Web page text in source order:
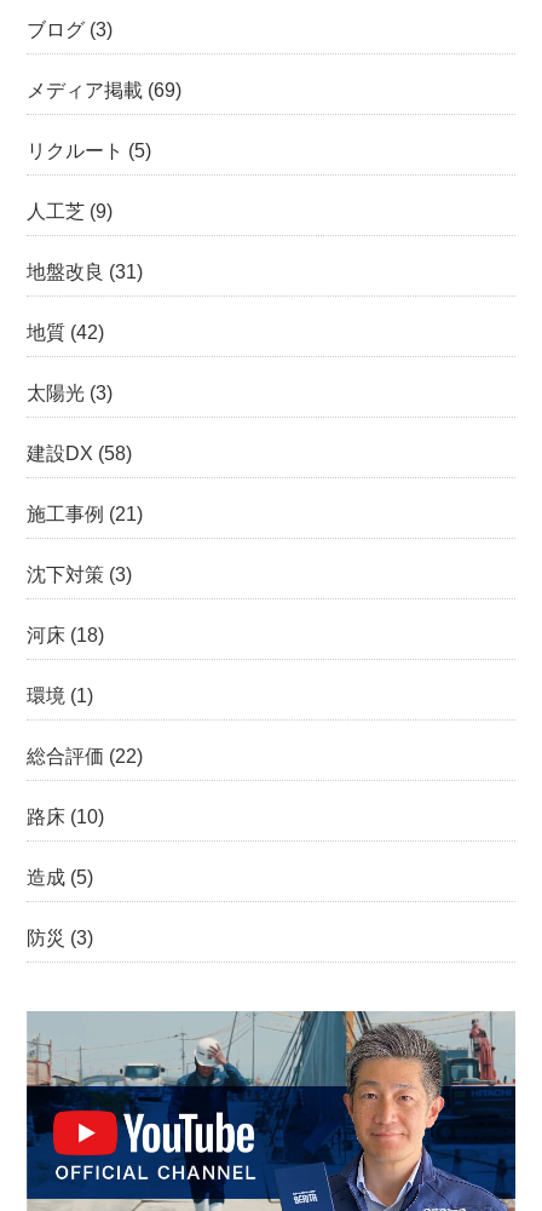
ブログ (3)
メディア掲載 (69)
リクルート (5)
人工芝 (9)
地盤改良 (31)
地質 (42)
太陽光 (3)
建設DX (58)
施工事例 (21)
沈下対策 (3)
河床 (18)
環境 (1)
総合評価 (22)
路床 (10)
造成 (5)
防災 (3)